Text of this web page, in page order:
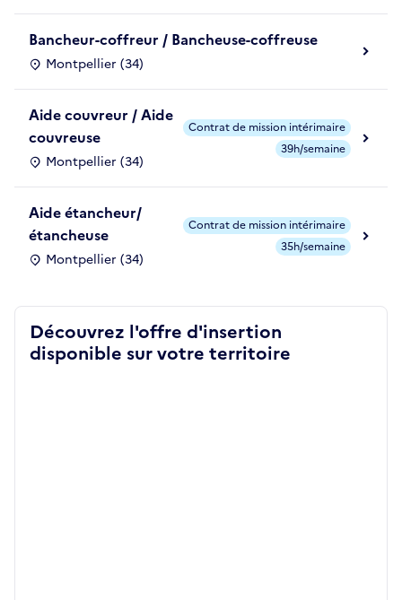
Bancheur-coffreur / Bancheuse-coffreuse
Montpellier (34)
Aide couvreur / Aide
couvreuse
Montpellier (34)
Contrat de mission intérimaire
39h/semaine
Aide étancheur/
étancheuse
Montpellier (34)
Contrat de mission intérimaire
35h/semaine
Découvrez l'offre d'insertion
disponible sur votre territoire